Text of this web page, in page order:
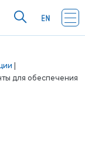
для обеспечения